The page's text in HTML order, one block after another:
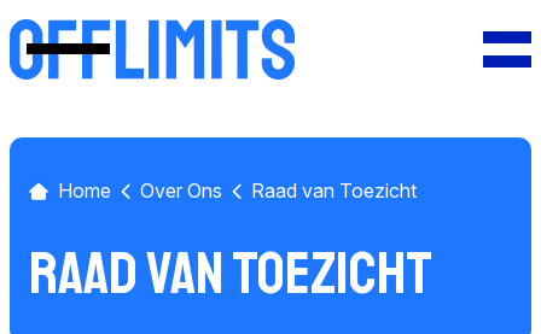
Nieuws
Offlimits
Safer Internet
Home Over Ons Raad van Toezicht
Raad van Toezicht